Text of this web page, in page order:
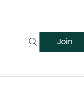
Join